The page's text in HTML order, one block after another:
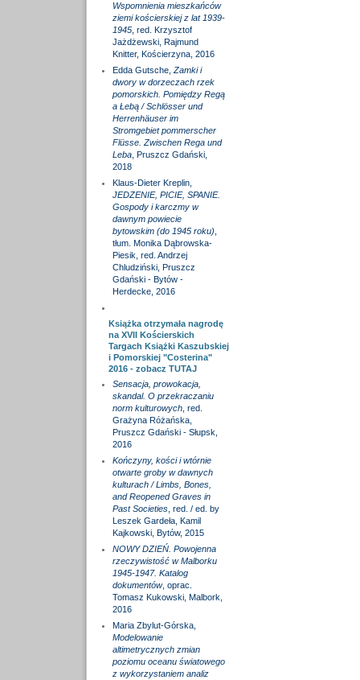
Wspomnienia mieszkańców
ziemi kościerskiej z lat 1939-
1945, red. Krzysztof
Jażdżewski, Rajmund
Knitter, Kościerzyna, 2016
Edda Gutsche, Zamki i
dwory w dorzeczach rzek
pomorskich. Pomiędzy Regą
a Łebą / Schlösser und
Herrenhäuser im
Stromgebiet pommerscher
Flüsse. Zwischen Rega und
Leba, Pruszcz Gdański,
2018
Klaus-Dieter Kreplin,
JEDZENIE, PICIE, SPANIE.
Gospody i karczmy w
dawnym powiecie
bytowskim (do 1945 roku)
tłum. Monika Dąbrowska-
Piesik, red. Andrzej
Chludziński, Pruszcz
Gdański - Bytów -
Herdecke, 2016
Książka otrzymała nagrodę
na XVII Kościerskich
Targach Książki Kaszubskiej
i Pomorskiej "Costerina"
2016 - zobacz TUTAJ
Sensacja, prowokacja,
skandal. O przekraczaniu
norm kulturowych, red.
Grażyna Różańska,
Pruszcz Gdański - Słupsk,
2016
Kończyny, kości i wtórnie
otwarte groby w dawnych
kulturach / Limbs, Bones,
and Reopened Graves in
Past Societies, red. / ed. by
Leszek Gardeła, Kamil
Kajkowski, Bytów, 2015
NOWY DZIEŃ. Powojenna
rzeczywistość w Malborku
1945-1947. Katalog
dokumentów, oprac.
Tomasz Kukowski, Malbork,
2016
Maria Zbylut-Górska,
Modelowanie
altimetrycznych zmian
poziomu oceanu światowego
z wykorzystaniem analiz